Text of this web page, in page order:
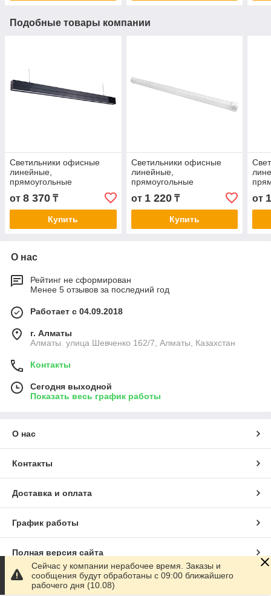
Подобные товары компании
Светильники офисные
линейные,
прямоугольные
от 8 370 ₸
Купить
Светильники офисные
линейные,
прямоугольные
от 1 220₸
Купить
от
О нас
Рейтинг не сформирован
Менее 5 отзывов за последний год
Работает с 04.09.2018
г. Алматы
Алматы. улица Шевченко 162/7, Алматы, Казахстан
Контакты
Сегодня выходной
Показать весь график работы
О нас
Контакты
Доставка и оплата
График работы
Полная версия сайта
Сайт создан на маркетплейсе
Сейчас у компании нерабочее время. Заказы и
сообщения будут обработаны с 09:00 ближайшего
рабочего дня (10.08)